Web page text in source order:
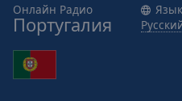
Онлайн Радио
Португалия